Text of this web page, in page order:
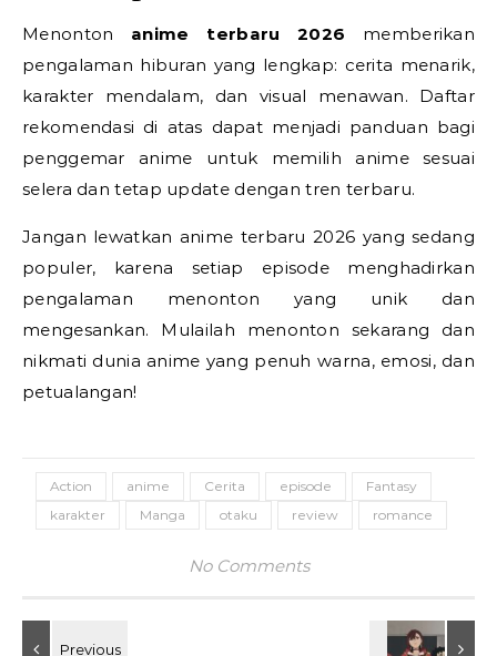
Menonton anime terbaru 2026 memberikan
pengalaman hiburan yang lengkap: cerita menarik,
karakter mendalam, dan visual menawan. Daftar
rekomendasi di atas dapat menjadi panduan bagi
penggemar anime untuk memilih anime sesuai
selera dan tetap update dengan tren terbaru.
Jangan lewatkan anime terbaru 2026 yang sedang
populer, karena setiap episode menghadirkan
pengalaman menonton yang unik dan
mengesankan. Mulailah menonton sekarang dan
nikmati dunia anime yang penuh warna, emosi, dan
petualangan!
Action anime Cerita episode
Fantasy
karakter
Manga otaku review romance
No Comments